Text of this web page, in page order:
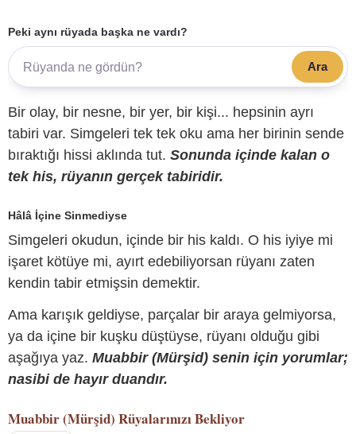
Peki aynı rüyada başka ne vardı?
Ara
Bir olay, bir nesne, bir yer, bir kişi... hepsinin ayrı
tabiri var. Simgeleri tek tek oku ama her birinin sende
bıraktığı hissi aklında tut. Sonunda içinde kalan o
tek his, rüyanın gerçek tabiridir.
Hâlâ İçine Sinmediyse
Simgeleri okudun, içinde bir his kaldı. O his iyiye mi
işaret kötüye mi, ayırt edebiliyorsan rüyanı zaten
kendin tabir etmişsin demektir.
Ama karışık geldiyse, parçalar bir araya gelmiyorsa,
ya da içine bir kuşku düştüyse, rüyanı olduğu gibi
aşağıya yaz. Muabbir (Mürşid) senin için yorumlar;
nasibi de hayır duandır.
Muabbir (Mürşid) Rüyalarınızı Bekliyor